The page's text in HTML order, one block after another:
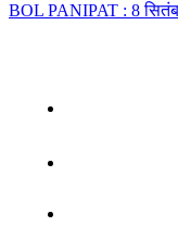
BOL PANIPAT : 8